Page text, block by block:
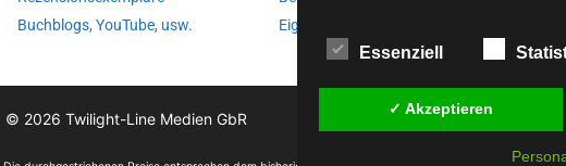
Buchblogs, YouTube, usw.
Eigenbedarfsexemplare
© 2026 Twilight-Line Medien GbR
Essenziell
✓ Akzeptieren